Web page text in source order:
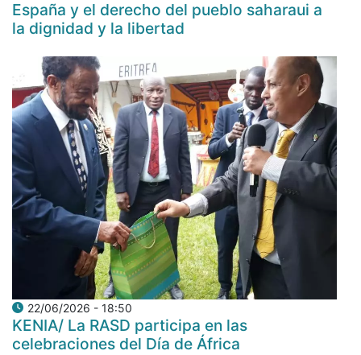
España y el derecho del pueblo saharaui a
la dignidad y la libertad
22/06/2026 - 18:50
KENIA/ La RASD participa en las
celebraciones del Día de África